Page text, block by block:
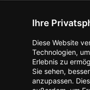
Ihre
Diese Website
Technologien,
Erlebnis zu
Sie sehen,
anzupassen.
Kontakt zum Verlag